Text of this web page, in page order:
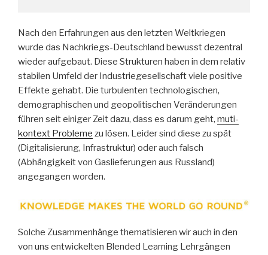
Nach den Erfahrungen aus den letzten Weltkriegen
wurde das Nachkriegs-Deutschland bewusst dezentral
wieder aufgebaut. Diese Strukturen haben in dem relativ
stabilen Umfeld der Industriegesellschaft viele positive
Effekte gehabt. Die turbulenten technologischen,
demographischen und geopolitischen Veränderungen
führen seit einiger Zeit dazu, dass es darum geht, muti-
kontext Probleme zu lösen. Leider sind diese zu spät
(Digitalisierung, Infrastruktur) oder auch falsch
(Abhängigkeit von Gaslieferungen aus Russland)
angegangen worden.
Solche Zusammenhänge thematisieren wir auch in den
von uns entwickelten Blended Learning Lehrgängen